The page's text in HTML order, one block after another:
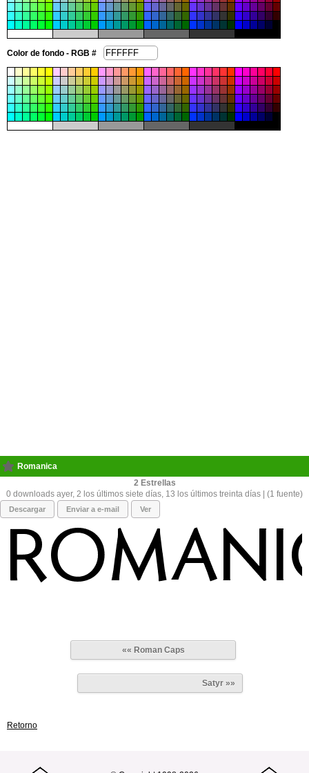
Color de fondo - RGB #
Romanica
2
0 downloads ayer, 2 los últimos siete días, 13 los últimos treinta días | (1 fuente)
Descargar Enviar a e-mail Ver
«« Roman Caps
Satyr »»
Retorno